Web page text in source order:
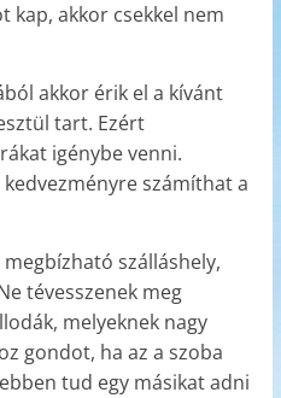
kap, akkor csekkel nem
akkor érik el a kívánt
tart. Ezért
igénybe venni.
számíthat a
szálláshely,
tévesszenek meg
melyeknek nagy
gondot, ha az a szoba
tud egy másikat adni